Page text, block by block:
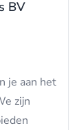
BV
je aan het
zijn